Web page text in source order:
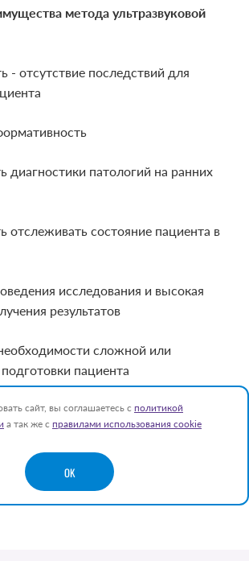
метода ультразвуковой
- отсутствие последствий для
диагностики патологий на ранних
отслеживать состояние пациента в
исследования и высокая
результатов
сложной или
пациента
коллег с Праздником!
Плода Медика
сайт, вы соглашаетесь с политикой
а так же с правилами использования cookie
OK